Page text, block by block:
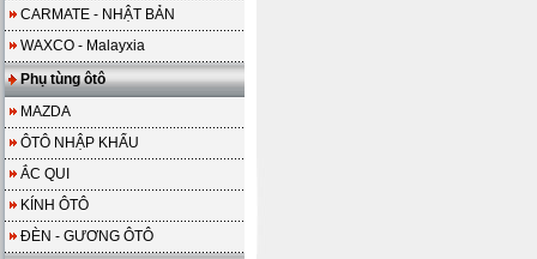
CARMATE - NHẬT BẢN
WAXCO - Malayxia
Phụ tùng ôtô
MAZDA
ÔTÔ NHẬP KHẨU
ẮC QUI
KÍNH ÔTÔ
ĐÈN - GƯƠNG ÔTÔ